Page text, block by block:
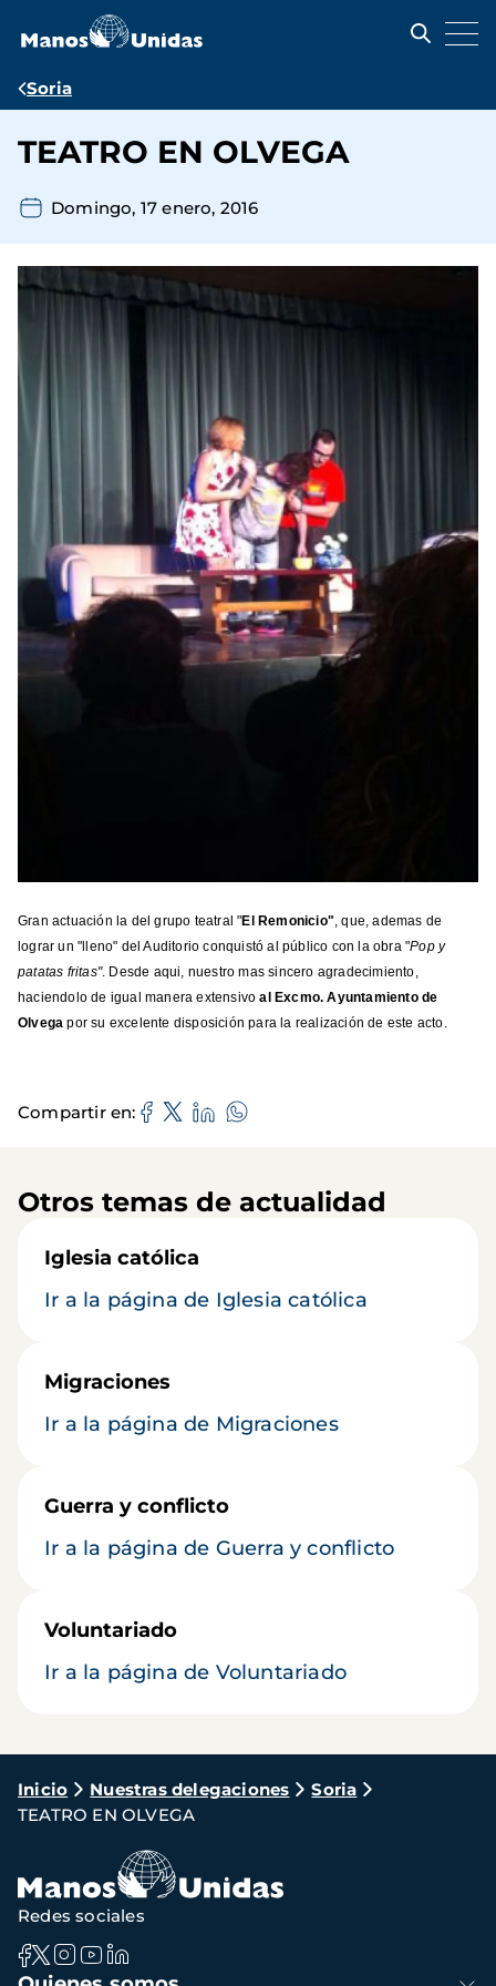
contenido
Ruta
navegación
Soria
TEATRO EN OLVEGA
Domingo, 17 enero, 2016
Gran actuación la del grupo teatral "El Remonicio", que, ademas de
lograr un "lleno" del Auditorio conquistó al público con la obra "Pop y
patatas fritas". Desde aqui, nuestro mas sincero agradecimiento,
haciendolo de igual manera extensivoal Excmo. Ayuntamiento de
Olvega por su excelente disposición para la realización de este acto.
Compartir en
Otros temas de actualidad
Iglesia católica
Ir a la página de Iglesia católica
Migraciones
Ir a la página de Migraciones
Guerra y conflicto
Ir a la página de Guerra y conflicto
Voluntariado
Ir a la página de Voluntariado
Ruta
de
navegación
Inicio Nuestras delegaciones
Soria
TEATRO EN OLVEGA
Navegación
Redes sociales